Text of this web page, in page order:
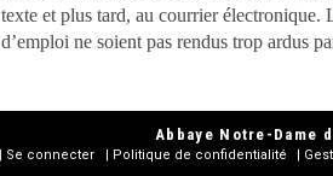
texte et plus tard, au courrier électronique.
d’emploi ne soient pas rendus trop ardus
Abbaye Notre-Dame
Se connecter Politique de confidentialité